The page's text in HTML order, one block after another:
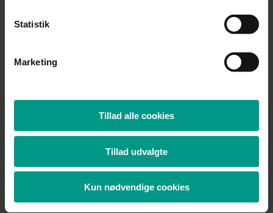
Statistik
Marketing
Tillad alle cookies
Tillad udvalgte
Kun nødvendige cookies
Jens Baagøe Thomsen
Advokat (H), Partner
Telefon:+45 7015 1000